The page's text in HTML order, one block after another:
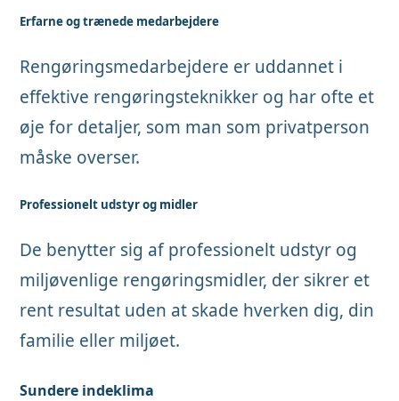
Erfarne og trænede medarbejdere
Rengøringsmedarbejdere er uddannet i
effektive rengøringsteknikker og har ofte et
øje for detaljer, som man som privatperson
måske overser.
Professionelt udstyr og midler
De benytter sig af professionelt udstyr og
miljøvenlige rengøringsmidler, der sikrer et
rent resultat uden at skade hverken dig, din
familie eller miljøet.
Sundere indeklima